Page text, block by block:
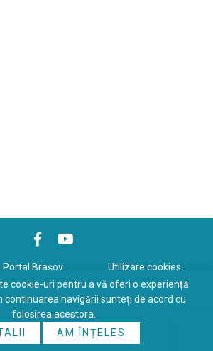
Portal Braşov Utilizare cookies
de confidenţialitate
Rights Reserved. Powered by
Online
cookie-uri pentru a vă oferi o experiență
continuarea navigării sunteți de acord cu
folosirea acestora.
AM ÎNȚELES